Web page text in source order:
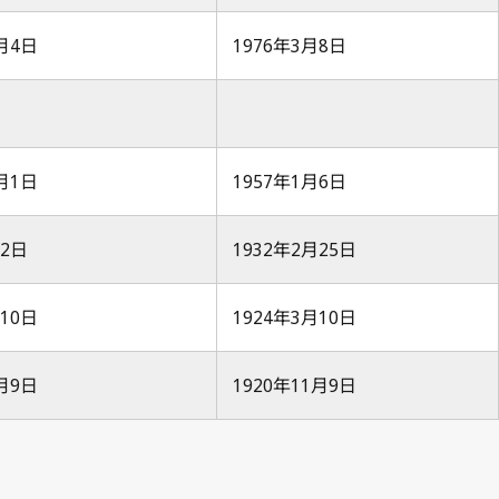
4日 1976年3月8日
1日 1957年1月6日
日 1932年2月25日
日 1924年3月10日
9日 1920年11月9日